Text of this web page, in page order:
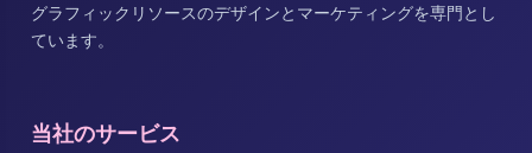
グラフィックリソースのデザインとマーケティングを専門とし
ています。
当社のサービス